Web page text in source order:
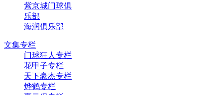
紫京城门球俱
乐部
海润俱乐部
文集专栏
门球狂人专栏
花甲子专栏
天下豪杰专栏
烨鹤专栏